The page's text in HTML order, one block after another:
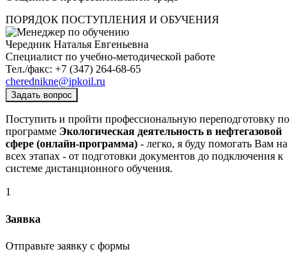
ПОРЯДОК ПОСТУПЛЕНИЯ И ОБУЧЕНИЯ
Чередник Наталья Евгеньевна
Специалист по учебно-методической работе
Тел./факс: +7 (347) 264-68-65
cherednikne@ipkoil.ru
Задать вопрос
Поступить и пройти профессиональную переподготовку по
программе Экологическая деятельность в нефтегазовой
сфере (онлайн-программа) - легко, я буду помогать Вам на
всех этапах - от подготовки документов до подключения к
системе дистанционного обучения.
1
Заявка
Отправьте заявку с формы